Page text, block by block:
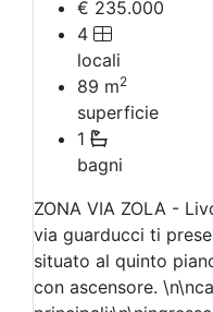
€ 235.000
4
locali
89 m2
superficie
1
bagni
ZONA VIA ZOLA -
via guarducci ti
situato al quinto
con ascensore.